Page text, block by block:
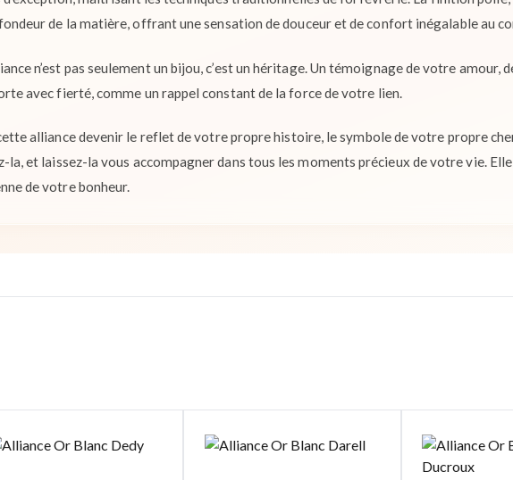
de la matière, offrant une sensation de douceur et de confort inégalable au
n’est pas seulement un bijou, c’est un héritage. Un témoignage de votre amour,
avec fierté, comme un rappel constant de la force de votre lien.
alliance devenir le reflet de votre propre histoire, le symbole de votre propre
la, et laissez-la vous accompagner dans tous les moments précieux de votre vie.
de votre bonheur.